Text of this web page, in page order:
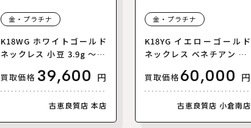
金・プラチナ
K18WG ホワイトゴールド
ネックレス 小豆 3.9g ～45
小豆 ユニセックス【中古】
買取価格 39,600 円
古恵良質店 本店
金・プラチナ
K18YG イエローゴールド
ネックレス ベネチアン 3.5
古】
買取価格 60,000 円
古恵良質店 小倉南店